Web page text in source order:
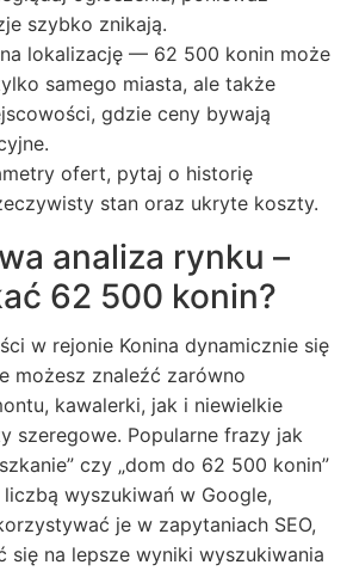
szybko znikają.
lokalizację — 62 500 konin może
samego miasta, ale także
gdzie ceny bywają
ofert, pytaj o historię
stan oraz ukryte koszty.
analiza rynku –
62 500 konin?
w rejonie Konina dynamicznie się
możesz znaleźć zarówno
kawalerki, jak i niewielkie
szeregowe. Popularne frazy jak
czy „dom do 62 500 konin”
wyszukiwań w Google,
je w zapytaniach SEO,
się na lepsze wyniki wyszukiwania